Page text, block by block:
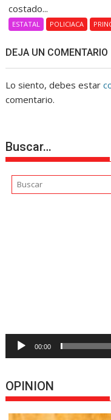
costado...
ESTATAL POLICIACA
DEJA UN COMENTARIO
Lo siento, debes estar
comentario.
Buscar…
00:00
OPINION